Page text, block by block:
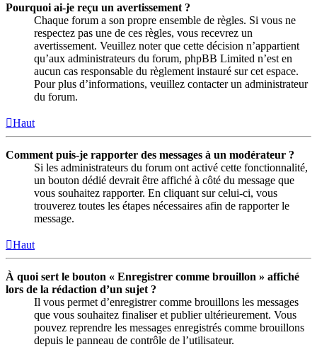
Pourquoi ai-je reçu un avertissement ?
Chaque forum a son propre ensemble de règles. Si vous ne
respectez pas une de ces règles, vous recevrez un
avertissement. Veuillez noter que cette décision n’appartient
qu’aux administrateurs du forum, phpBB Limited n’est en
aucun cas responsable du règlement instauré sur cet espace.
Pour plus d’informations, veuillez contacter un administrateur
du forum.
Haut
Comment puis-je rapporter des messages à un modérateur ?
Si les administrateurs du forum ont activé cette fonctionnalité,
un bouton dédié devrait être affiché à côté du message que
vous souhaitez rapporter. En cliquant sur celui-ci, vous
trouverez toutes les étapes nécessaires afin de rapporter le
message.
Haut
À quoi sert le bouton « Enregistrer comme brouillon » affiché
lors de la rédaction d’un sujet ?
Il vous permet d’enregistrer comme brouillons les messages
que vous souhaitez finaliser et publier ultérieurement. Vous
pouvez reprendre les messages enregistrés comme brouillons
depuis le panneau de contrôle de l’utilisateur.